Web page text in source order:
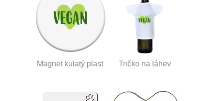
Magnet kulatý plast Tričko na láhev